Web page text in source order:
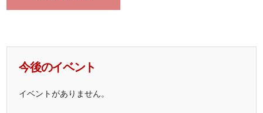
今後のイベント
イベントがありません。